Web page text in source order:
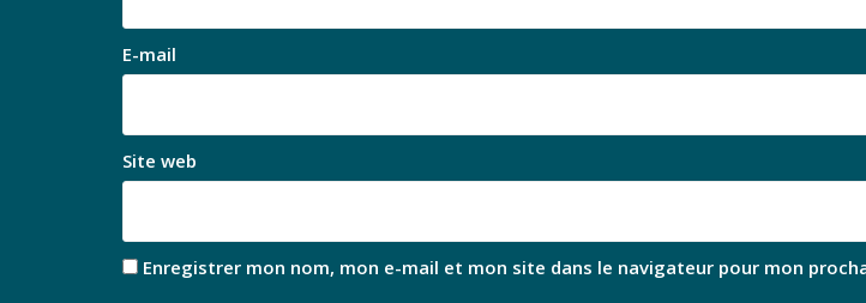
E-mail
Site web
Enregistrer mon nom, mon e-mail et mon site dans le navigateur pour mon